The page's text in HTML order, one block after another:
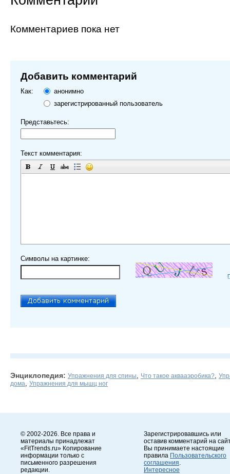
Комментариев пока нет
Добавить комментарий
Как:
анонимно
зарегистрированный пользователь
Представьтесь:
Текст комментария:
Символы на картинке:
Энциклопедия: Упражнения для спины Что такое аквааэробика?
дома
Упражнения для мышц ног
© 2002-2026. Все права и
материалы принадлежат
«FitTrends.ru» Копирование
информации только с
письменного разрешения
редакции.
Зарегистрировавшись или
оставив комментарий на
Вы принимаете настоящие
правила Пользовательского
соглашения
Интересное